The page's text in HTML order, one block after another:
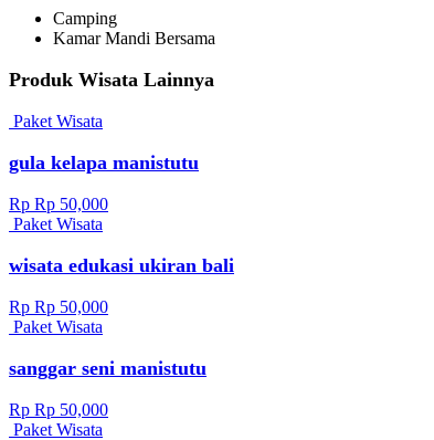
Camping
Kamar Mandi Bersama
Produk Wisata Lainnya
Paket Wisata
gula kelapa manistutu
Rp Rp 50,000
Paket Wisata
wisata edukasi ukiran bali
Rp Rp 50,000
Paket Wisata
sanggar seni manistutu
Rp Rp 50,000
Paket Wisata